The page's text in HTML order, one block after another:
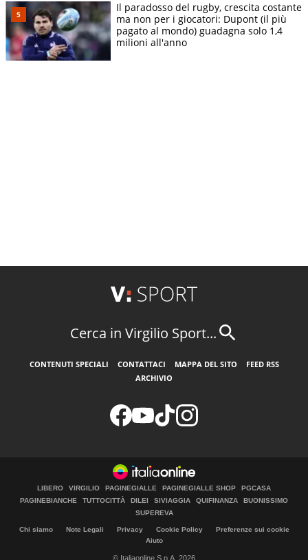
Il paradosso del rugby, crescita costante
ma non per i giocatori: Dupont (il più
pagato al mondo) guadagna solo 1,4
milioni all'anno
Cerca in Virgilio Sport...
CONTENUTI SPECIALI CONTATTACI MAPPA DEL SITO
FEED RSS
ARCHIVIO
LIBERO VIRGILIO PAGINEGIALLE PAGINEGIALLE SHOP
PGCASA
PAGINEBIANCHE
TUTTOCITTÀ DILEI SIVIAGGIA QUIFINANZA
BUONISSIMO
SUPEREVA
Chi siamo Note Legali Privacy Cookie Policy
Preferenze sui cookie
Aiuto
© Italiaonline S.p.A. 2026